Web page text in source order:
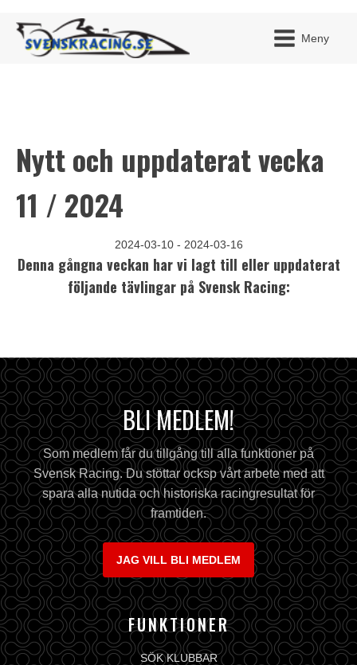
Meny
BLI
MITT
Nytt och uppdaterat vecka
11 / 2024
2024-03-10 - 2024-03-16
Denna gångna veckan har vi lagt till eller uppdaterat
följande tävlingar på Svensk Racing:
BLI MEDLEM!
Som medlem får du tillgång till alla funktioner på
Svensk Racing. Du stöttar ocksp vårt arbete med att
spara alla nutida och historiska racingresultat för
framtiden.
JAG VILL BLI MEDLEM
FUNKTIONER
SÖK KLUBBAR